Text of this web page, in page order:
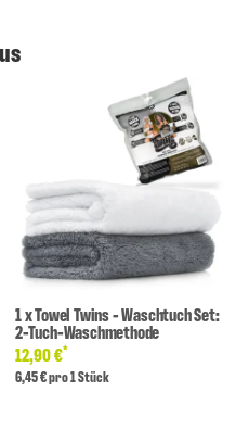
1xTowel Twins - Waschtuch Set:
2-Tuch-Waschmethode
12,90 €*
6,45 € pro 1 Stück